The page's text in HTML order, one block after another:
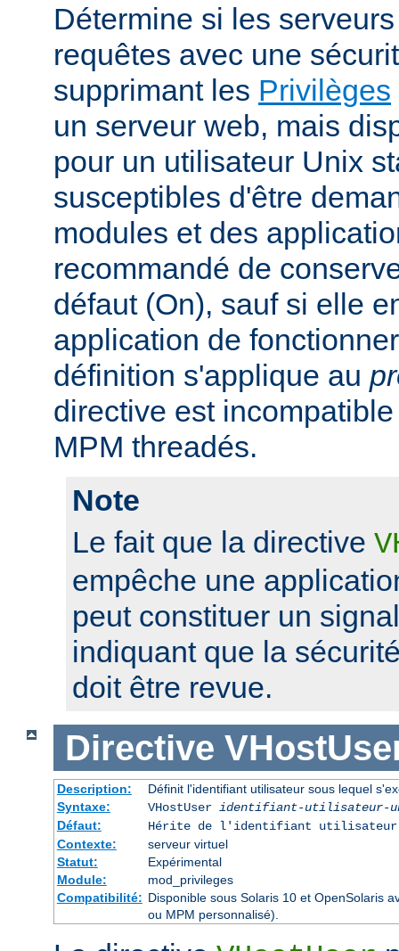
Détermine si les
requêtes avec une
supprimant les Privilèges
un serveur web, mais
pour un utilisateur Unix
susceptibles d'être
modules et des
recommandé de
défaut (On), sauf si elle
application de
définition s'applique au
directive est
MPM threadés.
Note
Le fait que la directive
empêche une
peut constituer un
indiquant que la
doit être revue.
Directive
Description:
Définit l'identifiant utilisateur sous lequel
Syntaxe:
VHostUser identifiant-utilisateur-
Défaut:
Hérite de l'identifiant
Contexte:
serveur virtuel
Statut:
Expérimental
Module:
mod_privileges
Compatibilité: Disponible sous Solaris 10 et OpenSolaris
ou MPM personnalisé).